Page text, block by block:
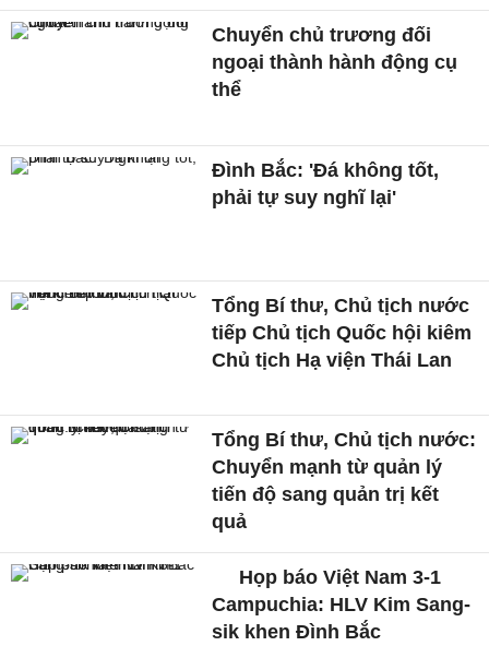
Chuyển chủ trương đối
ngoại thành hành động cụ
thể
Đình Bắc: 'Đá không tốt,
phải tự suy nghĩ lại'
Tổng Bí thư, Chủ tịch nước
tiếp Chủ tịch Quốc hội kiêm
Chủ tịch Hạ viện Thái Lan
Tổng Bí thư, Chủ tịch nước:
Chuyển mạnh từ quản lý
tiến độ sang quản trị kết
quả
Họp báo Việt Nam 3-1
Campuchia: HLV Kim Sang-
sik khen Đình Bắc